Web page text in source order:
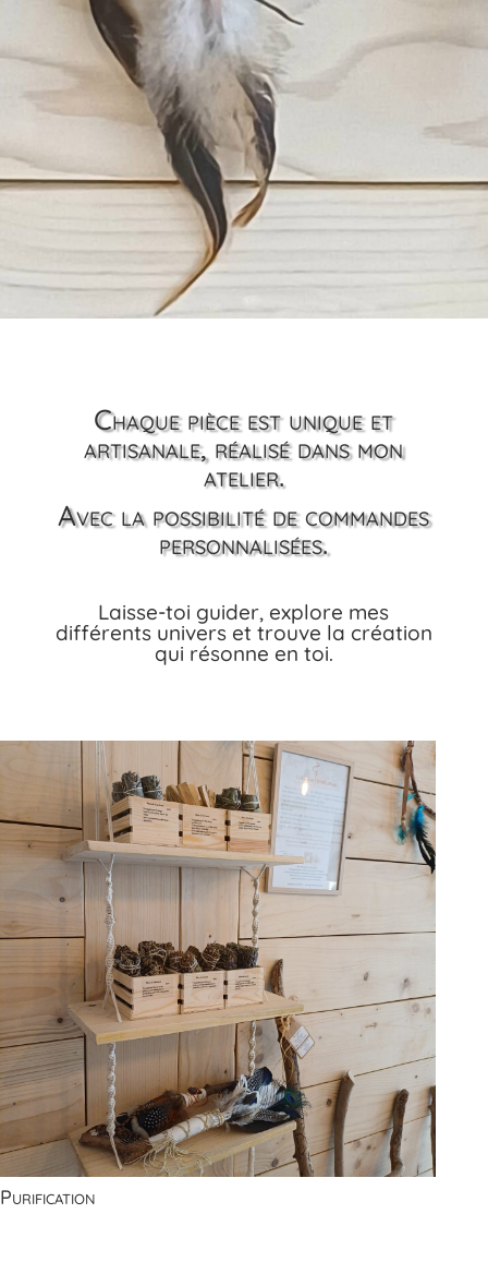
Chaque pièce est unique et
artisanale, réalisé dans mon
atelier.
Avec la possibilité de commandes
personnalisées.
Laisse-toi guider, explore mes
différents univers et trouve la création
qui résonne en toi.
Purification